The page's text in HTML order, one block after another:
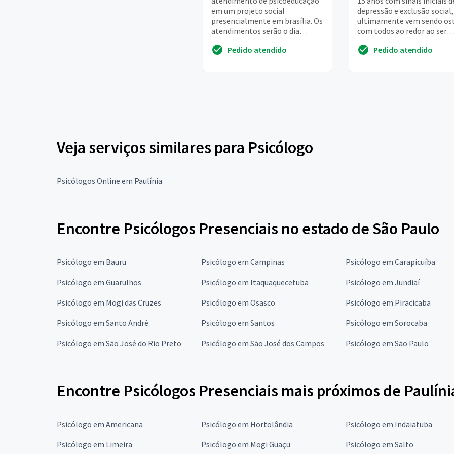
em um projeto social
presencialmente em brasília. Os
atendimentos serão o dia
jovens de 12 a 25 an...
Pedido atendido
depressão e exclusão social,
ultimamente vem sendo
com todos ao redor ao ser
Nos como fam...
Pedido atendido
Veja serviços similares para Psicólogo
Psicólogos Online em Paulínia
Encontre Psicólogos Presenciais no estado de São Paulo
Psicólogo em Bauru Psicólogo em Campinas Psicólogo em Carapicuíba
Psicólogo em Guarulhos
Psicólogo em Itaquaquecetuba Psicólogo em Jundiaí
Psicólogo em Mogi das Cruzes
Psicólogo em Osasco Psicólogo em Piracicaba
Psicólogo em Santo André
Psicólogo em Santos Psicólogo em Sorocaba
Psicólogo em São José do Rio Preto
Psicólogo em São José dos Campos Psicólogo em São Paulo
Encontre Psicólogos Presenciais mais próximos de
Psicólogo em Americana Psicólogo em Hortolândia Psicólogo em Indaiatuba
Psicólogo em Limeira
Psicólogo em Mogi Guaçu Psicólogo em Salto